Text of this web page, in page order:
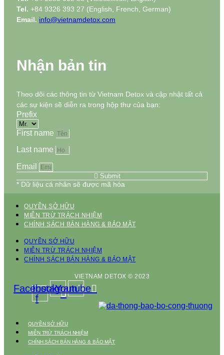
Tel. +84 9326 393 27 (English, French, German)
Email. info@vietnamdetox.com
Nhận bản tin
Theo dõi các thông tin từ Vietnam Detox và cập nhật tất cả
các sự kiện sẽ diễn ra trong hộp thư của bạn:
Prefix
First name
Last name
Email
Submit
* Dữ liệu cá nhân sẽ được mã hóa
QUYỀN SỞ HỮU
MIỄN TRỪ TRÁCH NHIỆM
CHÍNH SÁCH BÁN HÀNG & BẢO MẬT
QUYỀN SỞ HỮU
MIỄN TRỪ TRÁCH NHIỆM
CHÍNH SÁCH BÁN HÀNG & BẢO MẬT
VIETNAM DETOX © 2023
Facebook-
f
Instagram
Youtube
QUYỀN SỞ HỮU
MIỄN TRỪ TRÁCH NHIỆM
CHÍNH SÁCH BÁN HÀNG & BẢO MẬT